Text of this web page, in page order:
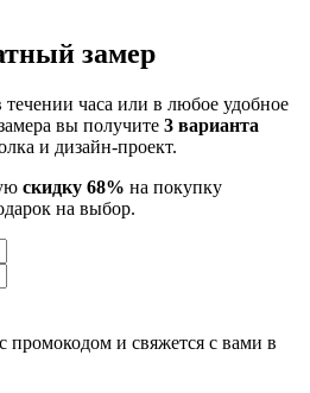
замер
часа или в любое удобное
вы получите 3 варианта
и дизайн-проект.
скидку 68% на покупку
на выбор.
промокодом и свяжется с вами в